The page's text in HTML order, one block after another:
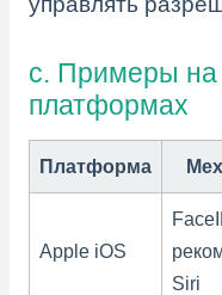
c. Примеры на
платформах
Платформа
Apple iOS
Siri